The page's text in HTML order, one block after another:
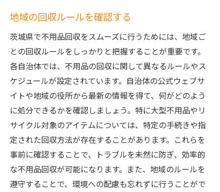
地域の回収ルールを確認する
茨城県で不用品回収をスムーズに行うためには、地域ご
との回収ルールをしっかりと把握することが重要です。
各自治体では、不用品の回収に関して異なるルールやス
ケジュールが設定されています。自治体の公式ウェブサ
イトや地域の役所から最新の情報を得て、何がどのよう
に処分できるかを確認しましょう。特に大型不用品やリ
サイクル対象のアイテムについては、特定の手続きや指
定された回収方法が存在することがあります。これらを
事前に確認することで、トラブルを未然に防ぎ、効率的
な不用品回収が可能になります。また、地域のルールを
遵守することで、環境への配慮も忘れずに行うことがで